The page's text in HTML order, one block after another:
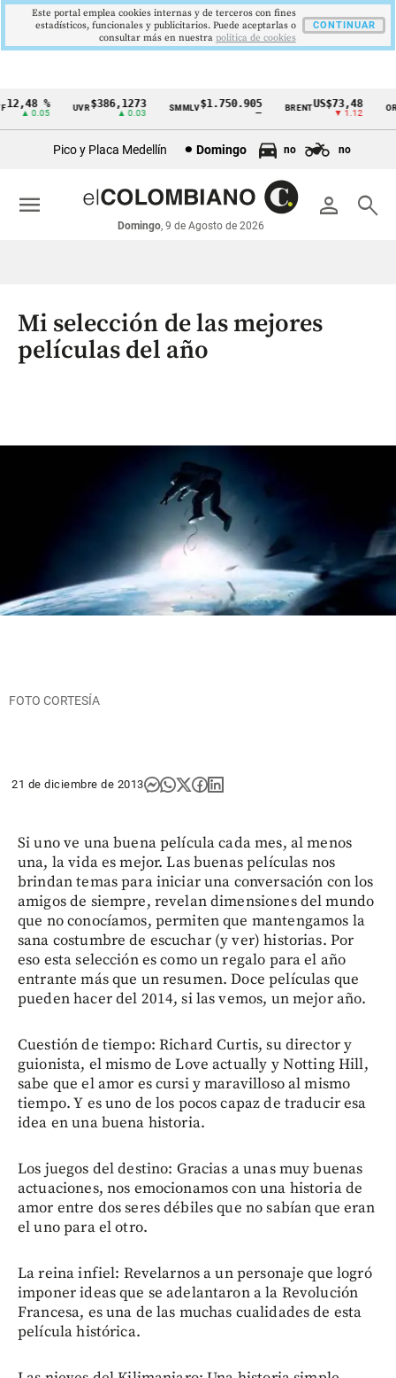
Cintillo
económicos
Colombia
%
▲ 0.05
UVR$386,1273
▲ 0.03
SMMLV$1.750.905 BRENTUS$73,48
▼ 1.12
ORO
Pico y Placa Medellín Domingo no no
person search
Domingo, 9 de Agosto de 2026
menu
Mi selección de las mejores
películas del año
FOTO CORTESÍA
21 de diciembre de 2013
Si uno ve una buena película cada mes, al menos
una, la vida es mejor. Las buenas películas nos
brindan temas para iniciar una conversación con los
amigos de siempre, revelan dimensiones del mundo
que no conocíamos, permiten que mantengamos la
sana costumbre de escuchar (y ver) historias. Por
eso esta selección es como un regalo para el año
entrante más que un resumen. Doce películas que
pueden hacer del 2014, si las vemos, un mejor año.
Cuestión de tiempo: Richard Curtis, su director y
guionista, el mismo de Love actually y Notting Hill,
sabe que el amor es cursi y maravilloso al mismo
tiempo. Y es uno de los pocos capaz de traducir esa
idea en una buena historia.
Los juegos del destino: Gracias a unas muy buenas
actuaciones, nos emocionamos con una historia de
amor entre dos seres débiles que no sabían que eran
el uno para el otro.
La reina infiel: Revelarnos a un personaje que logró
imponer ideas que se adelantaron a la Revolución
Francesa, es una de las muchas cualidades de esta
película histórica.
Este portal emplea cookies internas y de terceros con fines
estadísticos, funcionales y publicitarios. Puede aceptarlas o
consultar más en nuestra politica de cookies
CONTINUAR